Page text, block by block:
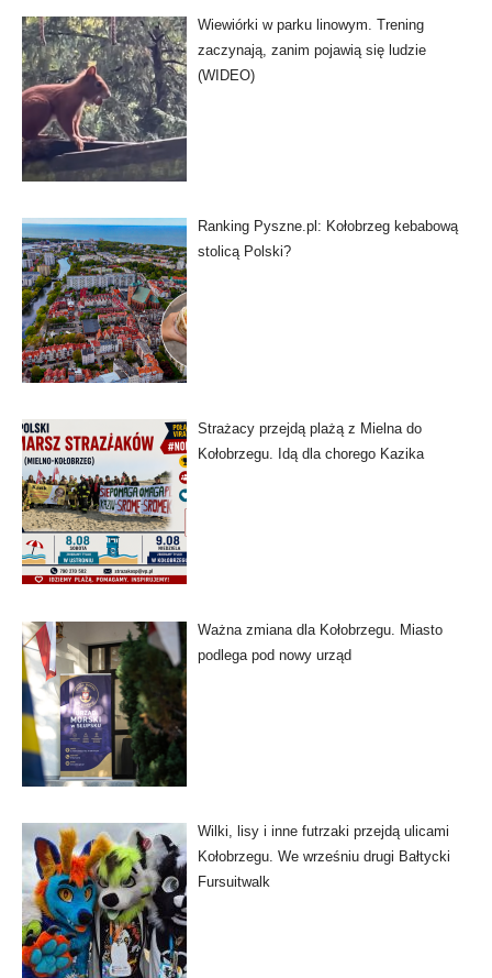
Wiewiórki w parku linowym. Trening
zaczynają, zanim pojawią się ludzie
(WIDEO)
Ranking Pyszne.pl: Kołobrzeg kebabową
stolicą Polski?
Strażacy przejdą plażą z Mielna do
Kołobrzegu. Idą dla chorego Kazika
Ważna zmiana dla Kołobrzegu. Miasto
podlega pod nowy urząd
Wilki, lisy i inne futrzaki przejdą ulicami
Kołobrzegu. We wrześniu drugi Bałtycki
Fursuitwalk